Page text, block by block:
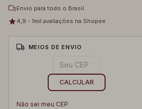
Envio para todo o Brasil
4,9 - 1mil avaliações na Shopee
MEIOS DE ENVIO
CALCULAR
Não sei meu CEP